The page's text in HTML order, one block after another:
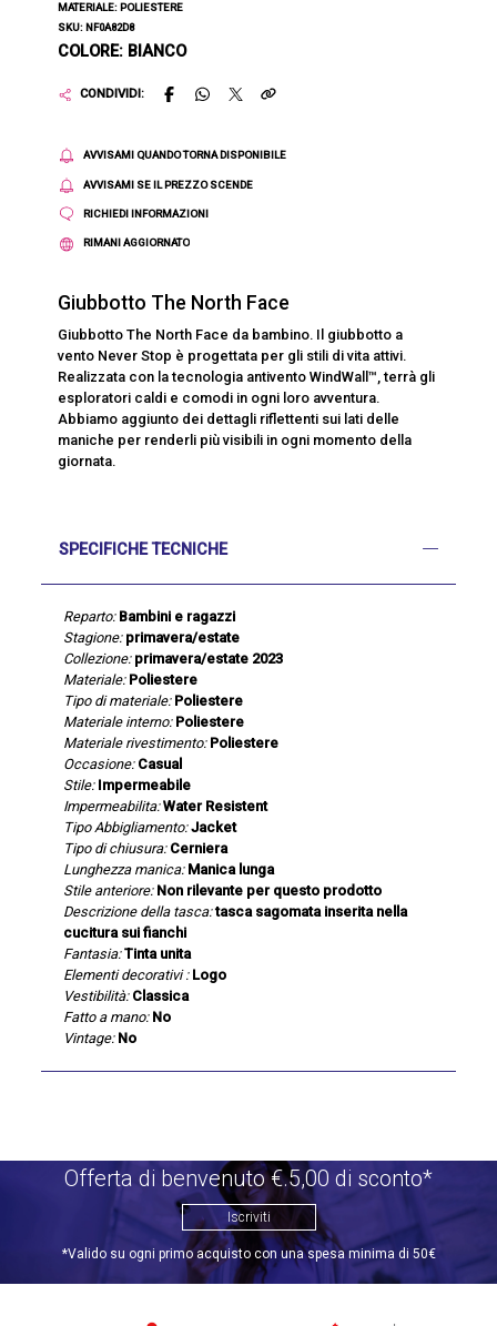
MATERIALE: POLIESTERE
SKU: NF0A82D8
COLORE: BIANCO
CONDIVIDI:
AVVISAMI QUANDO TORNA DISPONIBILE
AVVISAMI SE IL PREZZO SCENDE
RICHIEDI INFORMAZIONI
RIMANI AGGIORNATO
Giubbotto The North Face
Giubbotto The North Face da bambino. Il giubbotto a
vento Never Stop è progettata per gli stili di vita attivi.
Realizzata con la tecnologia antivento WindWall™, terrà gli
esploratori caldi e comodi in ogni loro avventura.
Abbiamo aggiunto dei dettagli riflettenti sui lati delle
maniche per renderli più visibili in ogni momento della
giornata.
SPECIFICHE TECNICHE
Reparto: Bambini e ragazzi
Stagione: primavera/estate
Collezione: primavera/estate 2023
Materiale: Poliestere
Tipo di materiale: Poliestere
Materiale interno: Poliestere
Materiale rivestimento: Poliestere
Occasione: Casual
Stile: Impermeabile
Impermeabilita: Water Resistent
Tipo Abbigliamento: Jacket
Tipo di chiusura: Cerniera
Lunghezza manica: Manica lunga
Stile anteriore: Non rilevante per questo prodotto
Descrizione della tasca: tasca sagomata inserita nella
cucitura sui fianchi
Fantasia: Tinta unita
Elementi decorativi : Logo
Vestibilità: Classica
Fatto a mano: No
Vintage: No
Offerta di benvenuto €.5,00 di sconto*
Iscriviti
*Valido su ogni primo acquisto con una spesa minima di 50€